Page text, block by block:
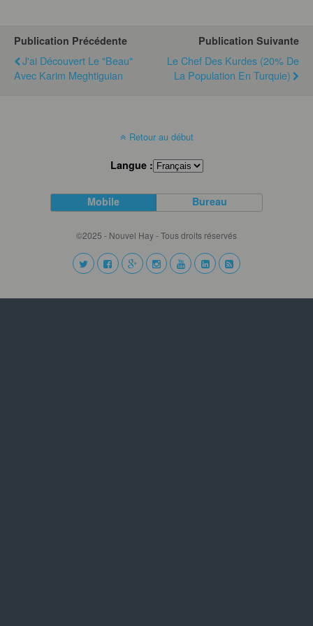
Publication Précédente
J'ai Découvert Le "beau"
Avec Karim Meghtiguian
Publication Suivante
Le Chef Des Kurdes (20% De
La Population En Turquie)
Retour au début
Langue :
Mobile Bureau
©2025 - Nouvel Hay - Tous droits réservés